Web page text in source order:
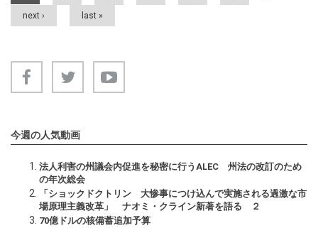
next › last »
今週の人気動画
法人利害の州議会内促進を秘密に行うALEC 州法の改訂のため
の年次総会
「ショックドクトリン 大惨事につけ込んで実施される過激な市
場原理主義改革」 ナオミ・クライン新著を語る ２
70億ドルの核備蓄追加予算